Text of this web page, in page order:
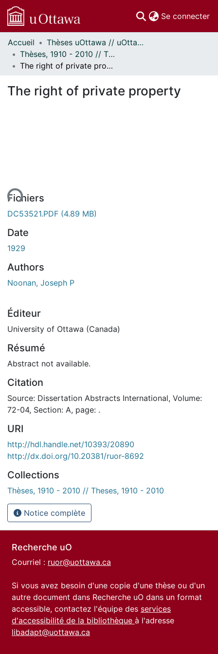
Se connecter
Communautés
et collections
Parcourir
À propos
Accueil
Thèses uOttawa // uOttawa Theses
Thèses, 1910 - 2010 // Theses, 1910 - 2010
The right of private property
The right of private property
Fichiers
DC53521.PDF (4.89 MB)
Date
1929
Authors
Noonan, Joseph P
Éditeur
University of Ottawa (Canada)
Résumé
Abstract not available.
Citation
Source: Dissertation Abstracts International, Volume:
72-04, Section: A, page: .
URI
http://hdl.handle.net/10393/20890
http://dx.doi.org/10.20381/ruor-8692
Collections
Thèses, 1910 - 2010 // Theses, 1910 - 2010
Notice complète
Recherche uO
Courriel : ruor@uottawa.ca
Si vous avez besoin d'une copie d'une thèse ou d'un
autre document dans Recherche uO dans un format
accessible, contactez l'équipe des services
d'accessibilité de la bibliothèque à l'adresse
libadapt@uottawa.ca